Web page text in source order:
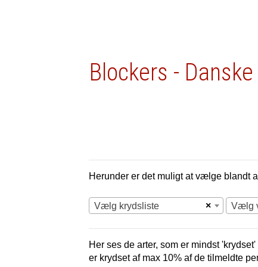
Blockers -
Herunder er det muligt at vælge blandt
×
Vælg krydsliste Vælg
Her ses de arter, som er mindst
er krydset af max 10% af de tilmeldte